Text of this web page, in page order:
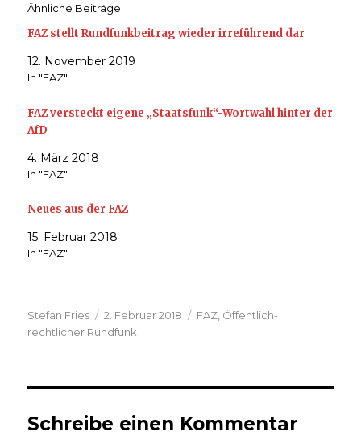
Ähnliche Beiträge
FAZ stellt Rundfunkbeitrag wieder irreführend dar
12. November 2019
In "FAZ"
FAZ versteckt eigene „Staatsfunk“-Wortwahl hinter der
AfD
4. März 2018
In "FAZ"
Neues aus der FAZ
15. Februar 2018
In "FAZ"
Autor
Stefan Fries
Veröffentlicht
am
2. Februar 2018 Kategorien
FAZ, Öffentlich-
rechtlicher Rundfunk
Schreibe einen Kommentar